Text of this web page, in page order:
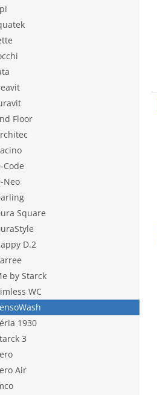
Floor
Code
Neo
Square
D.2
by Starck
WC
1930
3
Air